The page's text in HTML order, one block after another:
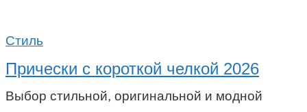
Стиль
Прически с короткой челкой 2026
Выбор стильной, оригинальной и модной